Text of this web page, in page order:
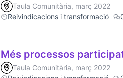
Taula Comunitària, març 2022
Reivindicacions i transformació
Més processos
Taula Comunitària, març 2022